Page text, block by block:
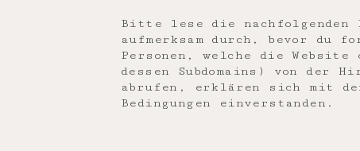
Bitte lese die nachfolgenden
aufmerksam durch, bevor du
Personen, welche die Website
dessen Subdomains) von der
abrufen, erklären sich mit den
Bedingungen einverstanden.